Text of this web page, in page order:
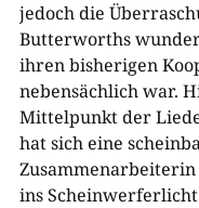
jedoch die
Butterworths
ihren bisherigen
nebensächlich war.
Mittelpunkt der
hat sich eine
ins